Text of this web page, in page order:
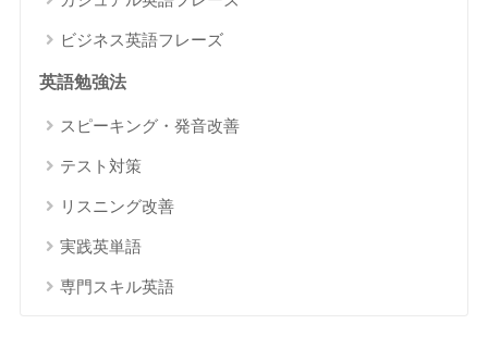
ビジネス英語フレーズ
英語勉強法
スピーキング・発音改善
テスト対策
リスニング改善
実践英単語
専門スキル英語